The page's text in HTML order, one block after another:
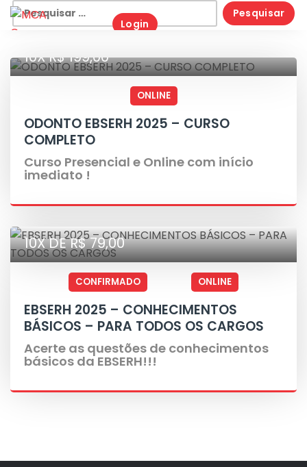
Skip
Login
Pesquisar
por:
10X R$ 199,00
ONLINE
ODONTO EBSERH 2025 – CURSO
COMPLETO
Curso Presencial e Online com início
imediato !
10X DE R$ 79,00
CONFIRMADO ONLINE
EBSERH 2025 – CONHECIMENTOS
BÁSICOS – PARA TODOS OS CARGOS
Acerte as questões de conhecimentos
básicos da EBSERH!!!